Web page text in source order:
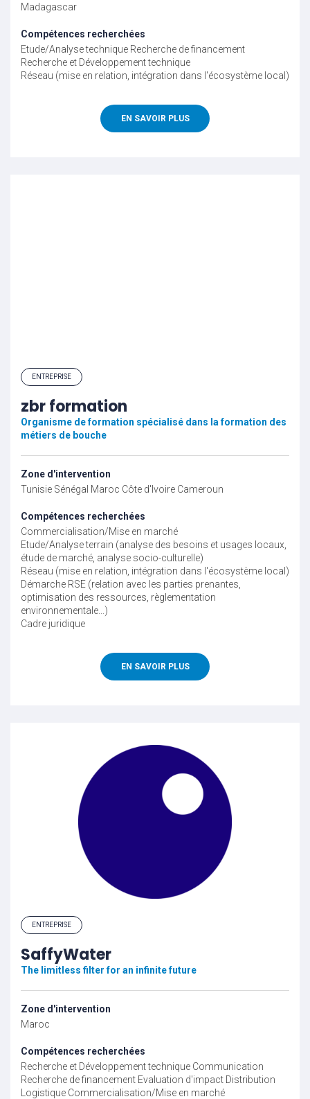
Madagascar
Compétences recherchées
Etude/Analyse technique Recherche de financement
Recherche et Développement technique
Réseau (mise en relation, intégration dans l'écosystème local)
EN SAVOIR PLUS
ENTREPRISE
zbr formation
Organisme de formation spécialisé dans la formation des
métiers de bouche
Zone d'intervention
Tunisie Sénégal Maroc Côte d'Ivoire Cameroun
Compétences recherchées
Commercialisation/Mise en marché
Etude/Analyse terrain (analyse des besoins et usages locaux,
étude de marché, analyse socio-culturelle)
Réseau (mise en relation, intégration dans l'écosystème local)
Démarche RSE (relation avec les parties prenantes,
optimisation des ressources, règlementation
environnementale...)
Cadre juridique
EN SAVOIR PLUS
ENTREPRISE
SaffyWater
The limitless filter for an infinite future
Zone d'intervention
Maroc
Compétences recherchées
Recherche et Développement technique Communication
Recherche de financement Evaluation d'impact Distribution
Logistique Commercialisation/Mise en marché